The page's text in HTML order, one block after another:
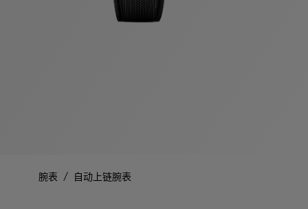
腕表 / 自动上链腕表